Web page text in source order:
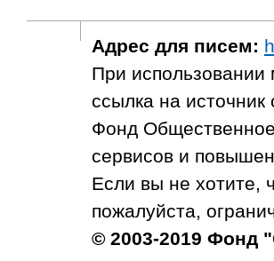
Адрес для писем:
При
ссылка на источник
Фонд
сервисов и
Если вы не хотите,
пожалуйста,
© 2003-2019 Фонд